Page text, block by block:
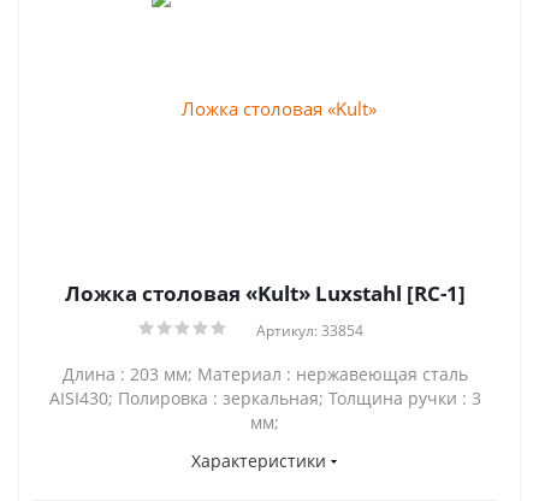
Ложка столовая «Kult» Luxstahl [RC-1]
Артикул: 33854
Длина : 203 мм; Материал : нержавеющая сталь
AISI430; Полировка : зеркальная; Толщина ручки : 3
мм;
Характеристики